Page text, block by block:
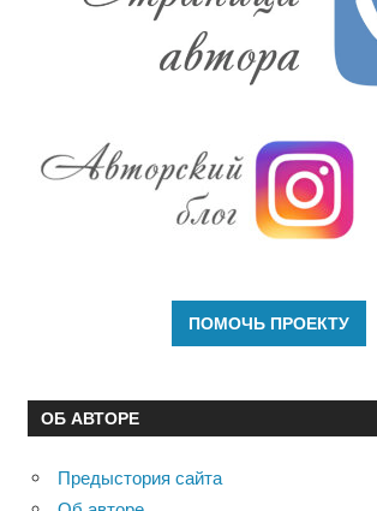
ОБ АВТОРЕ
Предыстория сайта